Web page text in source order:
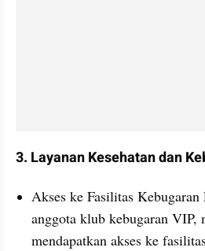
3. Layanan Kesehatan dan
Akses ke Fasilitas
anggota klub kebugaran VIP,
mendapatkan akses ke